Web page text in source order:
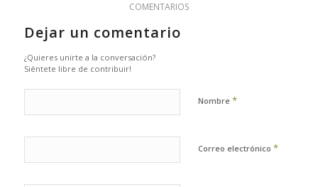
COMENTARIOS
Dejar un comentario
¿Quieres unirte a la conversación?
Siéntete libre de contribuir!
Nombre *
Correo electrónico *